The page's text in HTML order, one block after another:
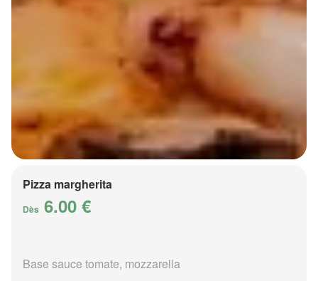
Pizza margherita
Dès 6.00 €
Base sauce tomate, mozzarella